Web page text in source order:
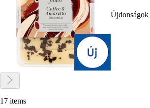
Újdonságok
17 items